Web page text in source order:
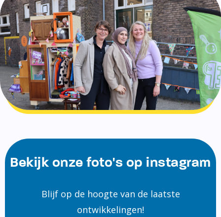
Bekijk onze foto's op instagram
Blijf op de hoogte van de laatste
ontwikkelingen!